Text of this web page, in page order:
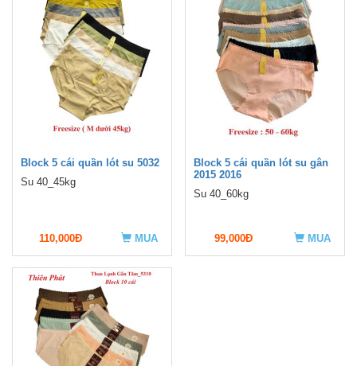
Block 5 cái quần lót su 5032
Su 40_45kg
110,000Đ MUA
Block 5 cái quần lót su gân
2015 2016
Su 40_60kg
99,000Đ MUA